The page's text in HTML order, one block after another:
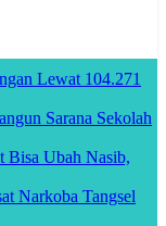
Lewat 104.271
Sarana Sekolah
Ubah Nasib,
Narkoba Tangsel